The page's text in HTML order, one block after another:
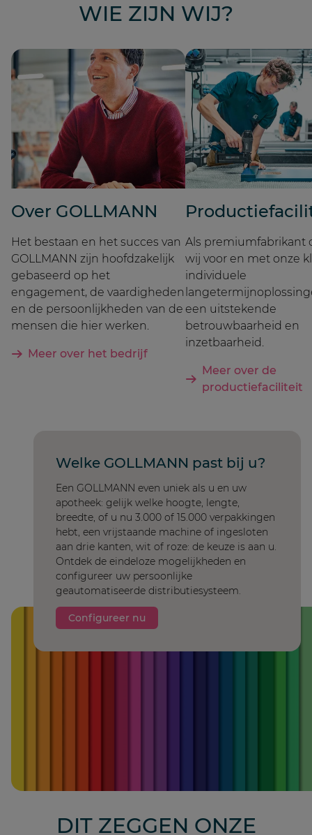
WIE ZIJN WIJ?
Over GOLLMANN
Het bestaan en het succes van
GOLLMANN zijn hoofdzakelijk
gebaseerd op het
engagement, de vaardigheden
en de persoonlijkheden van de
mensen die hier werken.
Meer over het bedrijf
Als premiumfabrikant
wij voor en met onze
individuele
een uitstekende
betrouwbaarheid en
inzetbaarheid.
Meer over de
productiefaciliteit
Welke GOLLMANN past bij u?
Een GOLLMANN even uniek als u en uw
apotheek: gelijk welke hoogte, lengte,
breedte, of u nu 3.000 of 15.000 verpakkingen
hebt, een vrijstaande machine of ingesloten
aan drie kanten, wit of roze: de keuze is aan u.
Ontdek de eindeloze mogelijkheden en
configureer uw persoonlijke
geautomatiseerde distributiesysteem.
Configureer nu
DIT ZEGGEN ONZE